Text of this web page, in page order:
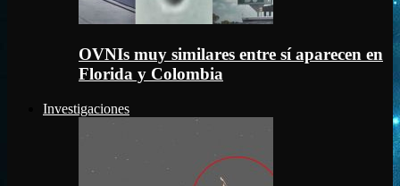
OVNIs muy similares entre sí aparecen en
Florida y Colombia
Investigaciones